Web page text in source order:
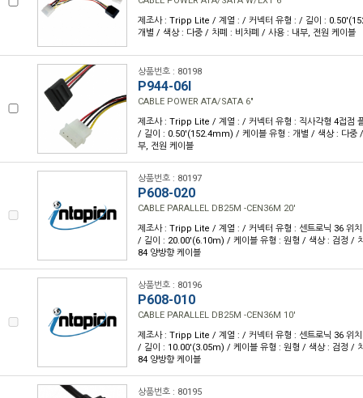
제조사 : Tripp Lite / 계열 : / 커넥터 유형 : / 길이 :
개별 / 색상 : 다중 / 차폐 : 비차폐 / 사용 : 내부, 전원 케이블
상품번호 : 80198
P944-06I
CABLE POWER ATA/SATA 6"
제조사 : Tripp Lite / 계열 : / 커넥터 유형 : 직사각형 4접점
/ 길이 : 0.50'(152.4mm) / 케이블 유형 : 개별 / 색상 : 다중
부, 전원 케이블
상품번호 : 80197
P608-020
CABLE PARALLEL DB25M -CEN36M 20'
제조사 : Tripp Lite / 계열 : / 커넥터 유형 : 센트로닉 36 위
/ 길이 : 20.00'(6.10m) / 케이블 유형 : 원형 / 색상 : 검정 /
84 양방향 케이블
상품번호 : 80196
P608-010
CABLE PARALLEL DB25M -CEN36M 10'
제조사 : Tripp Lite / 계열 : / 커넥터 유형 : 센트로닉 36 위
/ 길이 : 10.00'(3.05m) / 케이블 유형 : 원형 / 색상 : 검정 /
84 양방향 케이블
상품번호 : 80195